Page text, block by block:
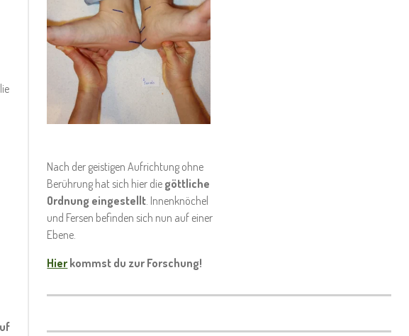
Nach der geistigen Aufrichtung ohne
Berührung hat sich hier die göttliche
Ordnung eingestellt . Innenknöchel
und Fersen befinden sich nun auf einer
Ebene.
Hier kommst du zur Forschung!